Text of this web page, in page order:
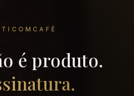
é produto.